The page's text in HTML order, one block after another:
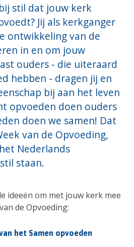
stil dat jouw kerk
Jij als kerkganger
ontwikkeling van de
in en om jouw
ouders - die uiteraard
hebben - dragen jij en
bij aan het leven
opvoeden doen ouders
doen we samen! Dat
van de Opvoeding,
Nederlands
staan.
ideeën om met jouw kerk mee
de Opvoeding:
het Samen opvoeden